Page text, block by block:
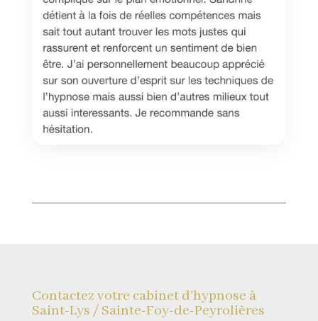
Contactez votre cabinet d'hypnose à
Saint-Lys / Sainte-Foy-de-Peyrolières